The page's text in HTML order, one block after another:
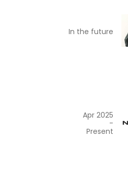
In the future
Apr 2025
-
Present